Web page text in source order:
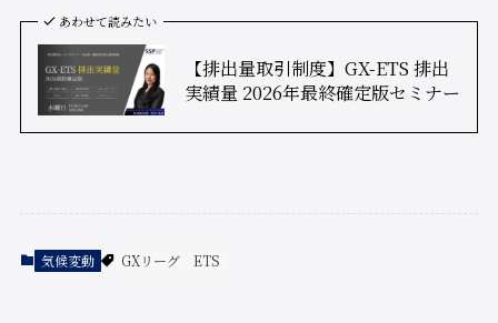
あわせて読みたい
【排出量取引制度】GX-ETS 排出
実績量 2026年最終確定版セミナー
気候変動 GXリーグ ETS